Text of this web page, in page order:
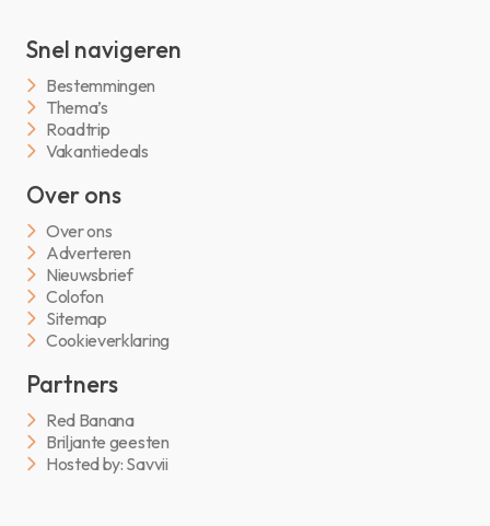
Snel navigeren
Bestemmingen
Thema’s
Roadtrip
Vakantiedeals
Over ons
Over ons
Adverteren
Nieuwsbrief
Colofon
Sitemap
Cookieverklaring
Partners
Red Banana
Briljante geesten
Hosted by: Savvii